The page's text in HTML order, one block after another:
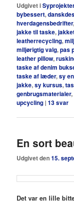
Udgivet i
bybessert,
hverdagensbedrifter
jakke til taske,
leatherrecycling,
miljørigtig valg,pas
leather pillow,
taske af denim
taske af læder,sy
jakke,sy kursus,
genbrugsmaterialer,
upcycling |13svar
En sort
Udgivet den15.
Det var en lille